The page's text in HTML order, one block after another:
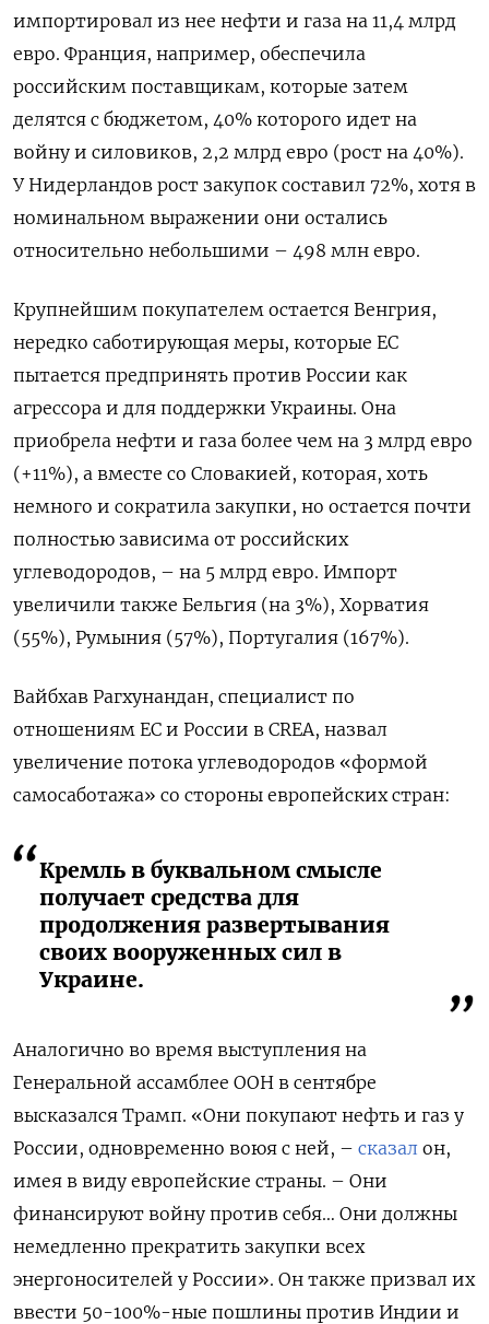
импортировал из нее нефти и газа на 11,4 млрд
евро. Франция, например, обеспечила
российским поставщикам, которые затем
делятся с бюджетом, 40% которого идет на
войну и силовиков, 2,2 млрд евро (рост на 40%).
У Нидерландов рост закупок составил 72%, хотя в
номинальном выражении они остались
относительно небольшими – 498 млн евро.
Крупнейшим покупателем остается Венгрия,
нередко саботирующая меры, которые ЕС
пытается предпринять против России как
агрессора и для поддержки Украины. Она
приобрела нефти и газа более чем на 3 млрд евро
(+11%), а вместе со Словакией, которая, хоть
немного и сократила закупки, но остается почти
полностью зависима от российских
углеводородов, – на 5 млрд евро. Импорт
увеличили также Бельгия (на 3%), Хорватия
(55%), Румыния (57%), Португалия (167%).
Вайбхав Рагхунандан, специалист по
отношениям ЕС и России в CREA, назвал
увеличение потока углеводородов «формой
самосаботажа» со стороны европейских стран:
Кремль в буквальном смысле
получает средства для
продолжения развертывания
своих вооруженных сил в
Украине.
Аналогично во время выступления на
Генеральной ассамблее ООН в сентябре
высказался Трамп. «Они покупают нефть и газ у
России, одновременно воюя с ней, – сказал он,
имея в виду европейские страны. – Они
финансируют войну против себя… Они должны
немедленно прекратить закупки всех
энергоносителей у России». Он также призвал их
ввести 50-100%-ные пошлины против Индии и